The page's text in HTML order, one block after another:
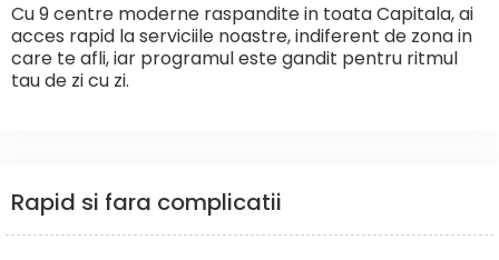
Cu 9 centre moderne raspandite in toata Capitala, ai
acces rapid la serviciile noastre, indiferent de zona in
care te afli, iar programul este gandit pentru ritmul
tau de zi cu zi.
Rapid si fara complicatii